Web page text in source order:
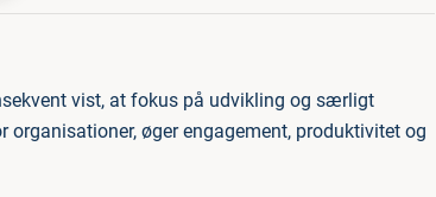
vist, at fokus på udvikling og særligt
øger engagement, produktivitet og